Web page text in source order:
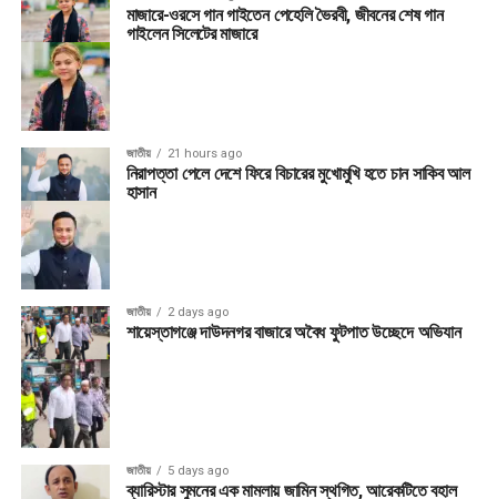
মাজারে-ওরসে গান গাইতেন পেহেলি ভৈরবী, জীবনের শেষ গান
গাইলেন সিলেটের মাজারে
জাতীয় 21 hours ago
নিরাপত্তা পেলে দেশে ফিরে বিচারের মুখোমুখি হতে চান সাকিব আল
হাসান
জাতীয় 2 days ago
শায়েস্তাগঞ্জে দাউদনগর বাজারে অবৈধ ফুটপাত উচ্ছেদে অভিযান
জাতীয় 5 days ago
ব্যারিস্টার সুমনের এক মামলায় জামিন স্থগিত, আরেকটিতে বহাল